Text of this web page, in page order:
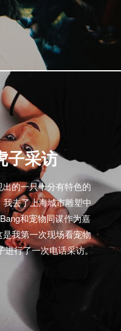
子采访
的一只十分有特色的
去了上海城市雕塑中
和宠物同谋作为嘉
我第一次现场看宠物
进行了一次电话采访。